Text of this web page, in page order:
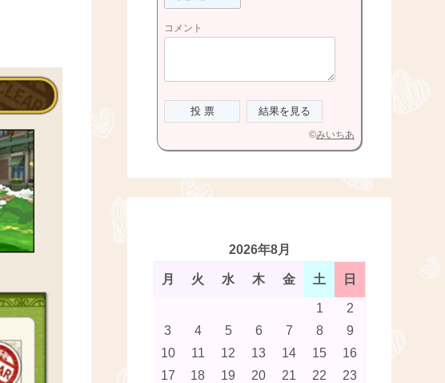
コメント
©みいちあ
2026年8月
月 火 水 木 金 土 日
1
2
3
4 5 6 7 8
9
10
11 12 13 14 15
16
17
18 19 20 21 22
23